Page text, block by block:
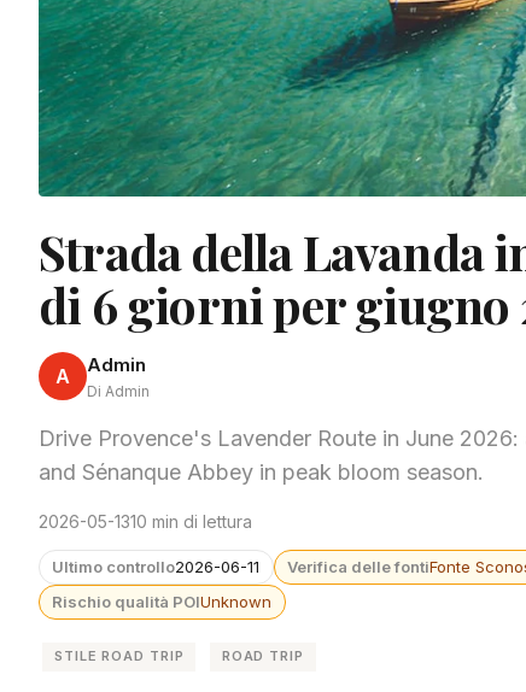
Strada della Lavanda
di 6 giorni per giugno
A Admin
Di Admin
Drive Provence's Lavender Route in June
and Sénanque Abbey in peak bloom season.
2026-05-1310 min di lettura
Ultimo controllo2026-06-11 Verifica delle fontiFonte
Rischio qualità POIUnknown
STILE ROAD TRIP ROAD TRIP